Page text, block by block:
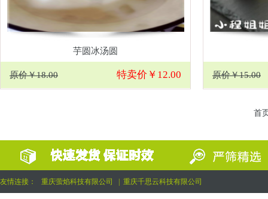
芋圆冰汤圆
原价￥18.00 特卖价￥12.00 原价￥15.00
首
友情连接： 重庆萤焰科技有限公司 重庆千思云科技有限公司